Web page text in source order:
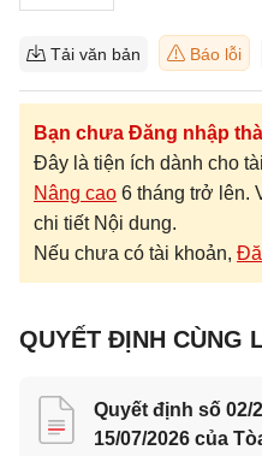
Tải văn bản Báo lỗi
Bạn chưa Đăng nhập
Đây là tiện ích dành cho
Nâng cao 6 tháng trở lên.
chi tiết Nội dung.
Nếu chưa có tài khoản,
QUYẾT ĐỊNH CÙNG
Quyết định số 02/
15/07/2026 của